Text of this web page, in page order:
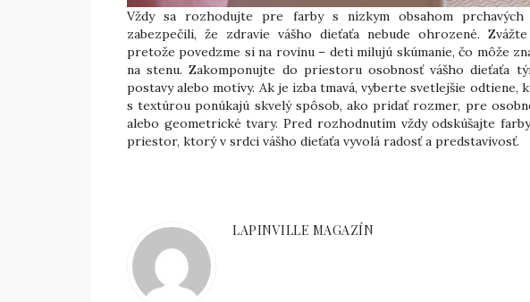
Vždy sa rozhodujte pre farby s nízkym obsahom
zabezpečili, že zdravie vášho dieťaťa nebude ohrozené.
pretože povedzme si na rovinu – deti milujú skúmanie, čo môže
na stenu. Zakomponujte do priestoru osobnosť vášho dieťaťa
postavy alebo motívy. Ak je izba tmavá, vyberte svetlejšie odtiene,
s textúrou ponúkajú skvelý spôsob, ako pridať rozmer, pre
alebo geometrické tvary. Pred rozhodnutím vždy odskúšajte
priestor, ktorý v srdci vášho dieťaťa vyvolá radosť a predstavivosť.
LAPINVILLE MAGAZÍN